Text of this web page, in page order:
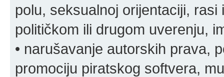
polu, seksualnoj orijentaciji,
političkom ili drugom uverenju,
• narušavanje autorskih prava,
promociju piratskog softvera,